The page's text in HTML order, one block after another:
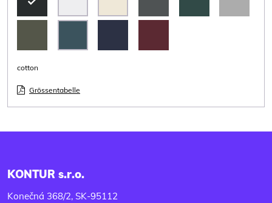
cotton
Grössentabelle
KONTUR s.r.o.
Konečná 368/2, SK-95112